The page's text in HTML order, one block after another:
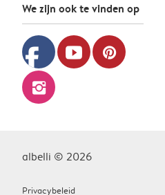
We zijn ook te vinden op
facebook youtube pinterest
instagram
albelli © 2026
Privacybeleid